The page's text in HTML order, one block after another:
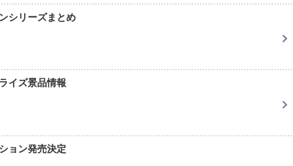
シリーズまとめ
イズ景品情報
ョン発売決定